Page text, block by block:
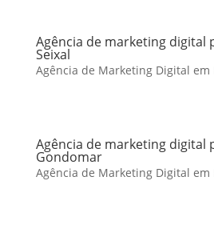
Agência de marketing digital
Seixal
Agência de Marketing Digital em
Agência de marketing digital
Gondomar
Agência de Marketing Digital em